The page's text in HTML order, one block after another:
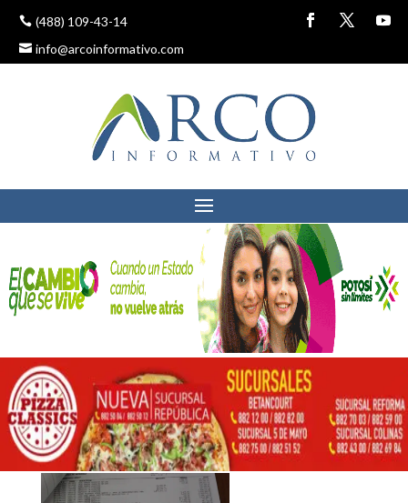
(488) 109-43-14
info@arcoinformativo.com
MUNICIPIO EMITE
COMUNICADO SOBRE EL
CASO OMEGA
2 junio, 2017